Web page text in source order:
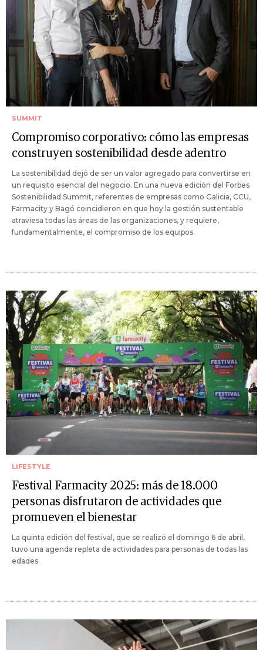
SUMMIT
Compromiso corporativo: cómo las empresas
construyen sostenibilidad desde adentro
La sostenibilidad dejó de ser un valor agregado para convertirse en
un requisito esencial del negocio. En una nueva edición del Forbes
Sostenibilidad Summit, referentes de empresas como Galicia, CCU,
Farmacity y Bagó coincidieron en que hoy la gestión sustentable
atraviesa todas las áreas de las organizaciones, y requiere,
fundamentalmente, el compromiso de los equipos.
LIFESTYLE
Festival Farmacity 2025: más de 18.000
personas disfrutaron de actividades que
promueven el bienestar
La quinta edición del festival, que se realizó el domingo 6 de abril,
tuvo una agenda repleta de actividades para personas de todas las
edades.